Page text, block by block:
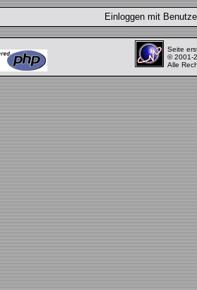
Einloggen mit
Seite
© 2001-
Alle